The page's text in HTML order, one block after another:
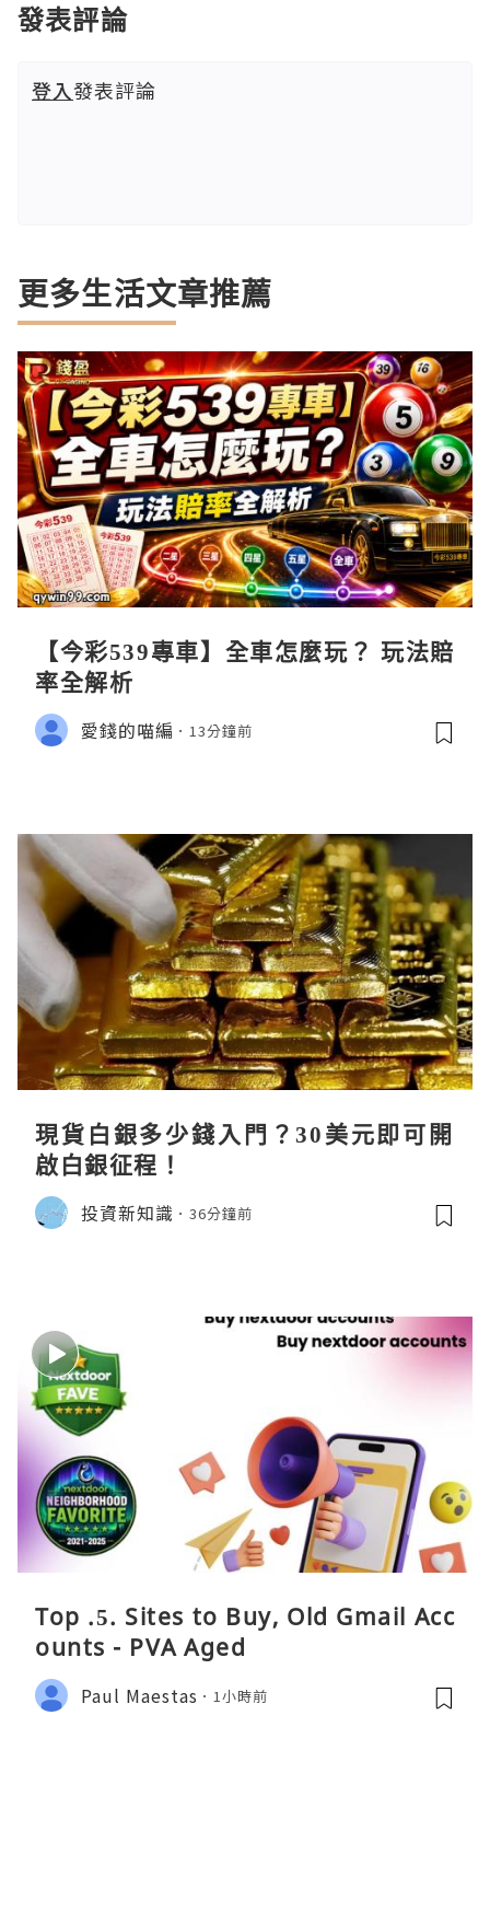
發表評論
登入發表評論
更多生活文章推薦
【今彩539專車】全車怎麼玩？ 玩法賠
率全解析
愛錢的喵編 13分鐘前
現貨白銀多少錢入門？30美元即可開
啟白銀征程！
投資新知識 36分鐘前
Top .5. Sites to Buy, Old Gmail Acc
ounts - PVA Aged
Paul Maestas 1小時前